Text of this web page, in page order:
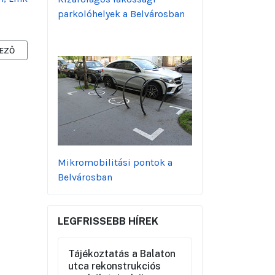
CIKK: VÁROSI DZSUNGELLÉ ALAKÍTJA A BUSZMEGÁLLÓT
parkolóhelyek a Belvárosban
Mikromobilitási pontok a
Belvárosban
LEGFRISSEBB HÍREK
Tájékoztatás a Balaton
utca rekonstrukciós